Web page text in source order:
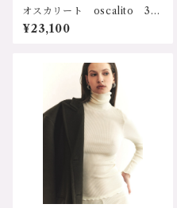
オスカリート oscalito 341
0-gy イタリア インポー
ト 輸入ランジェリー 天然
温、保湿 冷え防止 乾燥防
止 寒さ対策 防寒 冷え
症 敏感肌 低刺激 ストレ
スフリー 人に優しい フラ
ンス カレー レース ソフ
ト サステナブル プレゼン
ト ギフト 誕生日 クリス
マス 母の日 レース付リブ
タンクトップ 3410-gy サ
イズ：2ｻｲｽﾞ、3ｻｲｽﾞ カラ
ー：1.ユーログレー 価格：2
3100円（送料無料）
¥23,100